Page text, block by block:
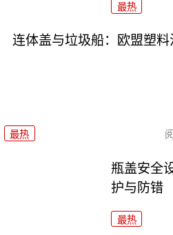
最热
连体盖与垃圾船：欧盟塑
最热
瓶盖安全
护与防错
最热